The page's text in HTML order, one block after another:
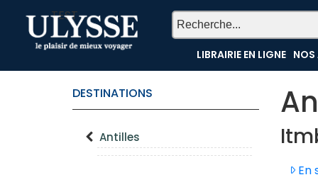
TEST
LIBRAIRIE EN LIGNE NOS
DESTINATIONS
Antilles
En